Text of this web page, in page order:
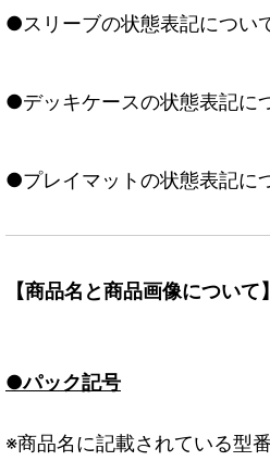
●スリーブの状態表記につい
●デッキケースの状態表記に
●プレイマットの状態表記に
【商品名と商品画像について】
●パック記号
※商品名に記載されている型